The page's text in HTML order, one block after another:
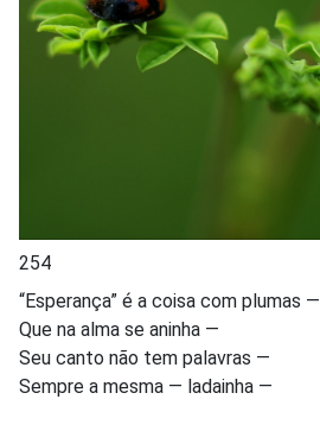
254
“Esperança” é a coisa com plumas —
Que na alma se aninha —
Seu canto não tem palavras —
Sempre a mesma — ladainha —